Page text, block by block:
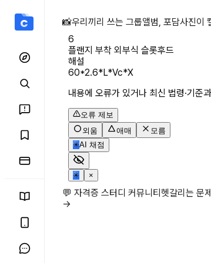
플랜지 부착 외부식
📸우리끼리 쓰는 그룹앨범, 포담사진이
6
플랜지 부착 외부식 슬롯후드
해설
60*2.6*L*Vc*X
내용에 오류가 있거나 최신 법령·기준
오류 제보
외움
애매
모름
✳AI 채점
✳ ×
💬 자격증 스터디 커뮤니티헷갈리는 문
→